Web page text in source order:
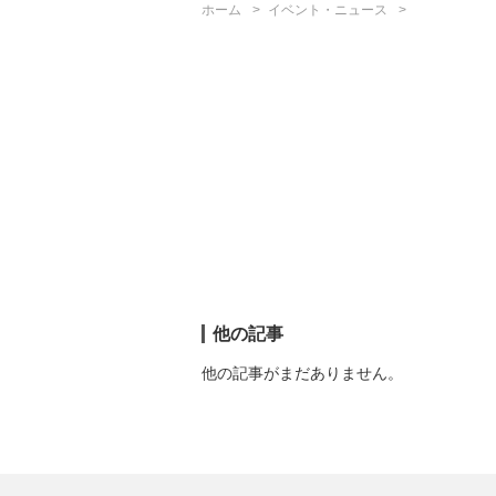
ホーム イベント・ニュース
他の記事
他の記事がまだありません。